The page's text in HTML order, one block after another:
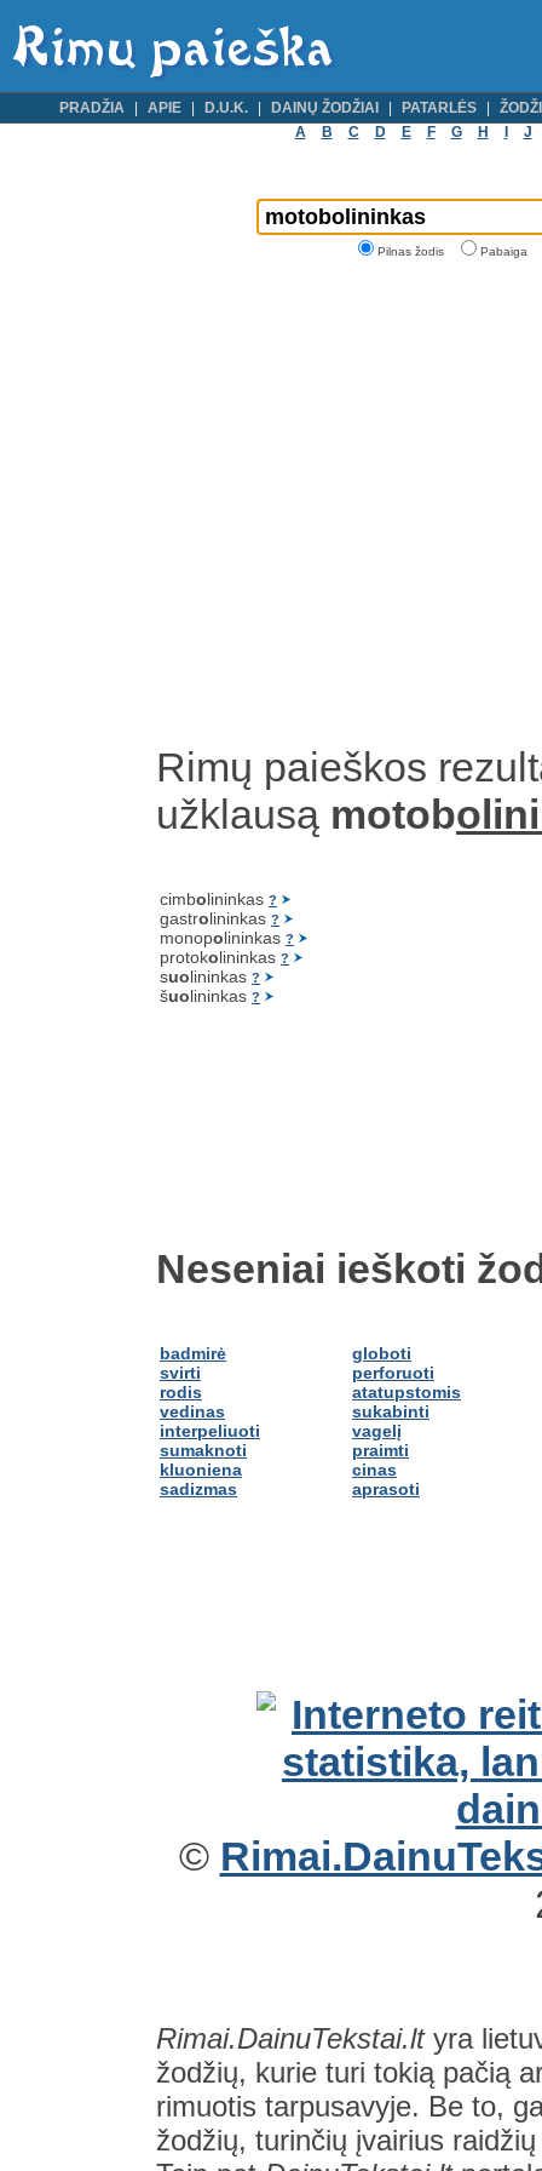
PRADŽIA APIE D.U.K. DAINŲ ŽODŽIAI PATARLĖS
A
B C D E F G H J
Pilnas žodis Pabaiga
Rimų paieškos
užklausą motob
cimbolininkas ?
gastrolininkas ?
monopolininkas ?
protokolininkas ?
suolininkas ?
šuolininkas ?
Neseniai ieškoti
badmirė
svirti
rodis
vedinas
interpeliuoti
sumaknoti
kluoniena
sadizmas
globoti
perforuoti
atatupstomis
sukabinti
vagelį
praimti
cinas
aprasoti
©
Rimai.DainuTekstai.ltyra
žodžių, kurie turi tokią pačią
rimuotis tarpusavyje. Be to,
žodžių, turinčių įvairius